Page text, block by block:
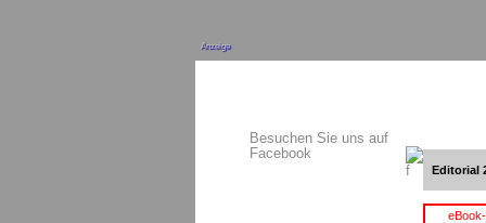
Anzeige
Besuchen Sie uns auf
Facebook
Editorial